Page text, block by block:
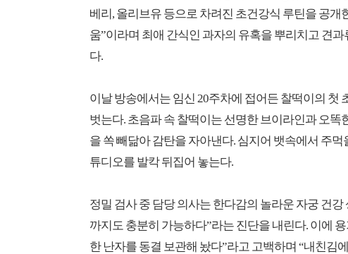
베리, 올리브유 등으로 차려진 초건강식 루틴을 공개
움”이라며 최애 간식인 과자의 유혹을 뿌리치고 견
다.
이날 방송에서는 임신 20주차에 접어든 찰떡이의 첫
벗는다. 초음파 속 찰떡이는 선명한 브이라인과 오
을 쏙 빼닮아 감탄을 자아낸다. 심지어 뱃속에서 주먹
튜디오를 발칵 뒤집어 놓는다.
정밀 검사 중 담당 의사는 한다감의 놀라운 자궁 건
까지도 충분히 가능하다”라는 진단을 내린다. 이에
한 난자를 동결 보관해 놨다”라고 고백하며 “내친김